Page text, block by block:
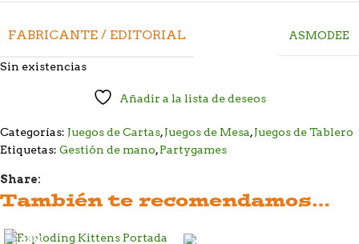
FABRICANTE / EDITORIAL ASMODEE
Sin existencias
Añadir a la lista de deseos
Categorías: Juegos de Cartas,Juegos de Mesa,Juegos de Tablero
Etiquetas: Gestión de mano,Partygames
Share:
También te recomendamos…